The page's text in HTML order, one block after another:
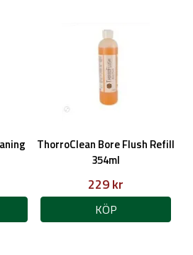
ThorroClean Bore Flush Refill
354ml
229 kr
KÖP